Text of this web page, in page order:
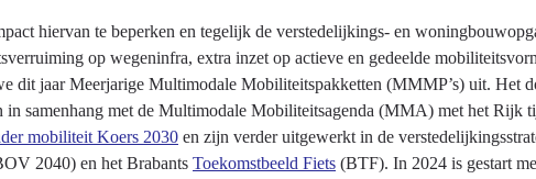
hiervan te beperken en tegelijk de verstedelijkings- en
op wegeninfra, extra inzet op actieve en gedeelde
dit jaar Meerjarige Multimodale Mobiliteitspakketten (MMMP’s) uit. Het
in samenhang met de Multimodale Mobiliteitsagenda (MMA) met het
mobiliteit Koers 2030 en zijn verder uitgewerkt in de
2040) en het Brabants Toekomstbeeld Fiets (BTF). In 2024 is gestart